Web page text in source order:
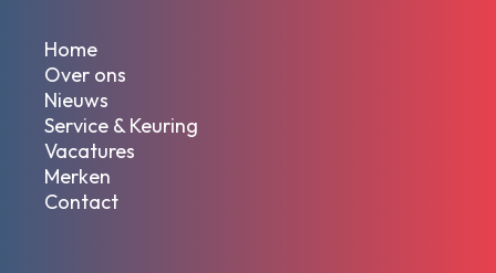
Home
Over ons
Nieuws
Service & Keuring
Vacatures
Merken
Contact